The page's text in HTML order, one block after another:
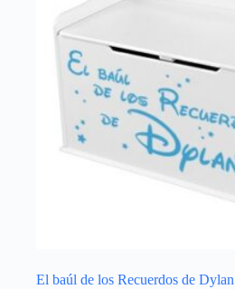
El baúl de los Recuerdos de Dylan